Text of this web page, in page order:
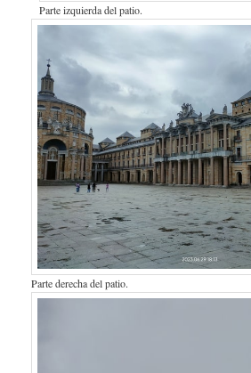
Parte izquierda del patio.
Parte derecha del patio.